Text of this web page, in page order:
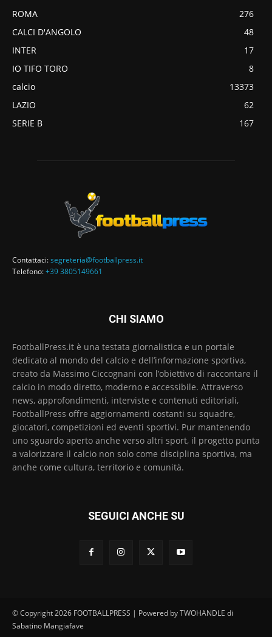
ROMA
276
CALCI D'ANGOLO
48
INTER
17
IO TIFO TORO
8
calcio
13373
LAZIO
62
SERIE B
167
Contattaci:segreteria@footballpress.it
Telefono:+39 3805149661
CHI SIAMO
FootballPress.it è una testata giornalistica e un portale
dedicato al mondo del calcio e dell’informazione sportiva,
creato da Massimo Ciccognani con l’obiettivo di raccontare il
calcio in modo diretto, moderno e accessibile. Attraverso
news, approfondimenti, interviste e contenuti editoriali,
FootballPress offre aggiornamenti costanti su squadre,
giocatori, competizioni ed eventi sportivi. Pur mantenendo
uno sguardo aperto anche verso altri sport, il progetto punta
a valorizzare il calcio non solo come disciplina sportiva, ma
anche come cultura, territorio e comunità.
SEGUICI ANCHE SU
© Copyright 2026 FOOTBALLPRESS | Powered by TWOHANDLE di
Sabatino Mangiafave